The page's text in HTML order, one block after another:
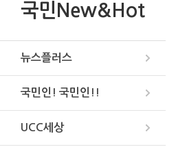
연혁
국민New&Hot
뉴스플러스
국민인! 국민인!!
UCC세상